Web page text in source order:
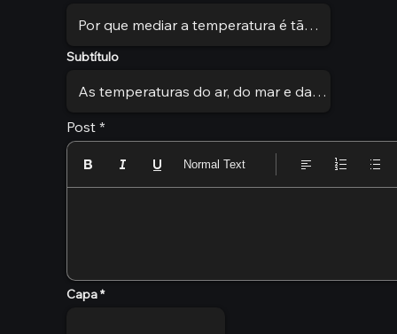
Subtítulo
Post
Normal Text
Capa